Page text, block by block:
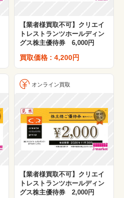
【業者様買取不可】クリエイ
トレストランツホールディン
グス株主優待券 6,000円
買取価格 : 4,200円
オンライン買取
【業者様買取不可】クリエイ
トレストランツホールディン
グス株主優待券 2,000円